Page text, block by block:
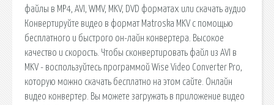
файлы в MP4, AVI, WMV, MKV, DVD форматах или скачать аудио
Конвертируйте видео в формат Matroska MKV с помощью
бесплатного и быстрого он-лайн конвертера. Высокое
качество и скорость. Чтобы сконвертировать файл из AVI в
MKV - воспользуйтесь программой Wise Video Converter Pro,
которую можно скачать бесплатно на этом сайте. Онлайн
видео конвертер. Вы можете загружать в приложение видео